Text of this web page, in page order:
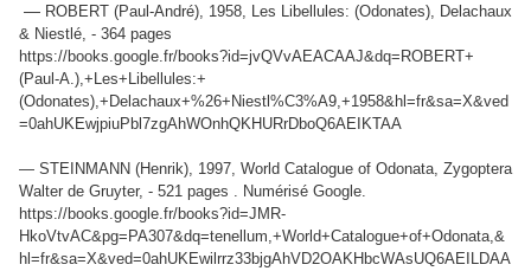
— ROBERT (Paul-André), 1958, Les Libellules: (Odonates), Delachaux
& Niestlé, - 364 pages
https://books.google.fr/books?id=jvQVvAEACAAJ&dq=ROBERT+
(Paul-A.),+Les+Libellules:+
(Odonates),+Delachaux+%26+Niestl%C3%A9,+1958&hl=fr&sa=X&ved
=0ahUKEwjpiuPbl7zgAhWOnhQKHURrDboQ6AEIKTAA
— STEINMANN (Henrik), 1997, World Catalogue of Odonata, Zygoptera
Walter de Gruyter, - 521 pages . Numérisé Google.
https://books.google.fr/books?id=JMR-
HkoVtvAC&pg=PA307&dq=tenellum,+World+Catalogue+of+Odonata,&
hl=fr&sa=X&ved=0ahUKEwilrrz33bjgAhVD2OAKHbcWAsUQ6AEILDAA